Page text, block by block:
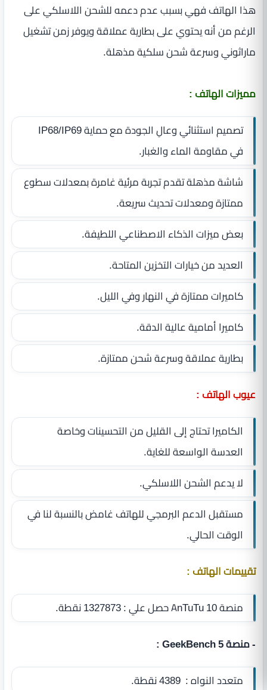
هذا الهاتف فهي بسبب عدم دعمه للشحن اللاسلكي على
الرغم من أنه يحتوي على بطارية عملاقة ويوفر زمن تشغيل
ماراثوني وسرعة شحن سلكية مذهلة.
مميزات الهاتف :
تصميم استثنائي وعالِ الجودة مع حماية IP68/IP69
في مقاومة الماء والغبار.
شاشة مذهلة تقدم تجربة مرئية غامرة بمعدلات سطوع
ممتازة ومعدلات تحديث سريعة.
بعض ميزات الذكاء الاصطناعي اللطيفة.
العديد من خيارات التخزين المتاحة.
كاميرات ممتازة في النهار وفي الليل.
كاميرا أمامية عالية الدقة.
بطارية عملاقة وسرعة شحن ممتازة.
عيوب الهاتف :
الكاميرا تحتاج إلى القليل من التحسينات وخاصة
العدسة الواسعة للغاية.
لا يدعم الشحن اللاسلكي.
مستقبل الدعم البرمجي للهاتف غامض بالنسبة لنا في
الوقت الحالي.
تقييمات الهاتف :
منصة AnTuTu 10 حصل علي : 1327873 نقطة.
- منصة GeekBench 5 :
متعدد النواه : 4389 نقطة.